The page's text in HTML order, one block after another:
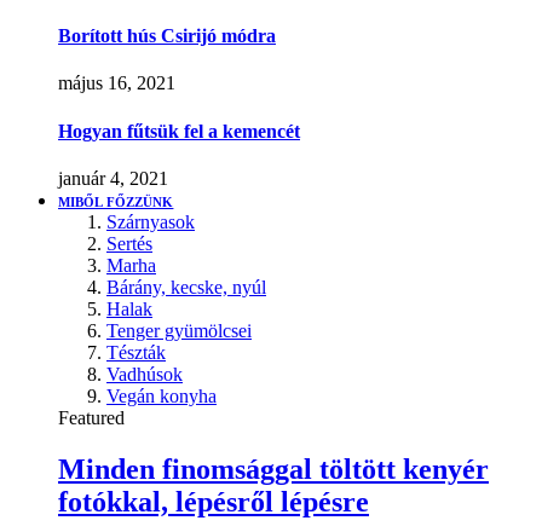
Borított hús Csirijó módra
május 16, 2021
Hogyan fűtsük fel a kemencét
január 4, 2021
MIBŐL FŐZZÜNK
Szárnyasok
Sertés
Marha
Bárány, kecske, nyúl
Halak
Tenger gyümölcsei
Tészták
Vadhúsok
Vegán konyha
Featured
Minden finomsággal töltött kenyér
fotókkal, lépésről lépésre